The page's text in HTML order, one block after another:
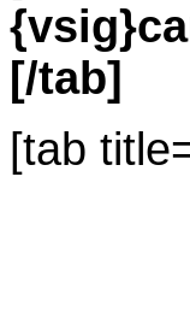
[/tab]
[tab